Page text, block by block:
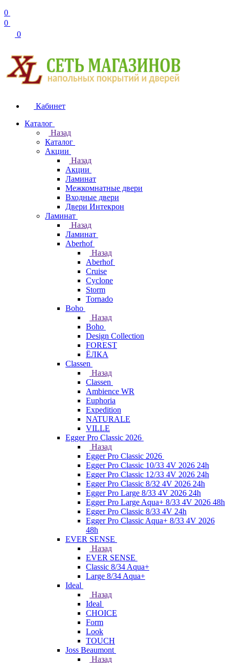
0
0
0
Кабинет
Каталог
Назад
Каталог
Акции
Назад
Акции
Ламинат
Межкомнатные двери
Входные двери
Двери Интекрон
Ламинат
Назад
Ламинат
Aberhof
Назад
Aberhof
Cruise
Cyclone
Storm
Tornado
Boho
Назад
Boho
Design Collection
FOREST
ЁЛКА
Classen
Назад
Classen
Ambience WR
Euphoria
Expedition
NATURALE
VILLE
Egger Pro Classic 2026
Назад
Egger Pro Classic 2026
Egger Pro Classic 10/33 4V 2026 24h
Egger Pro Classic 12/33 4V 2026 24h
Egger Pro Classic 8/32 4V 2026 24h
Egger Pro Large 8/33 4V 2026 24h
Egger Pro Large Aqua+ 8/33 4V 2026 48h
Egger Pro Classic 8/33 4V 24h
Egger Pro Classic Aqua+ 8/33 4V 2026
48h
EVER SENSE
Назад
EVER SENSE
Classic 8/34 Aqua+
Large 8/34 Aqua+
Ideal
Назад
Ideal
CHOICE
Form
Look
TOUCH
Joss Beaumont
Назад